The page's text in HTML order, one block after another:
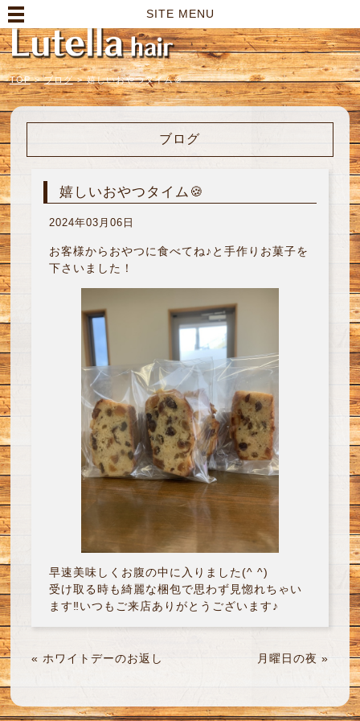
SITE MENU
TOP > ブログ > 嬉しいおやつタイム🍪
ブログ
嬉しいおやつタイム🍪
2024年03月06日
お客様からおやつに食べてね♪と手作りお菓子を
下さいました！
早速美味しくお腹の中に入りました(^ ^)
受け取る時も綺麗な梱包で思わず見惚れちゃい
ます‼︎いつもご来店ありがとうございます♪
« ホワイトデーのお返し 月曜日の夜 »